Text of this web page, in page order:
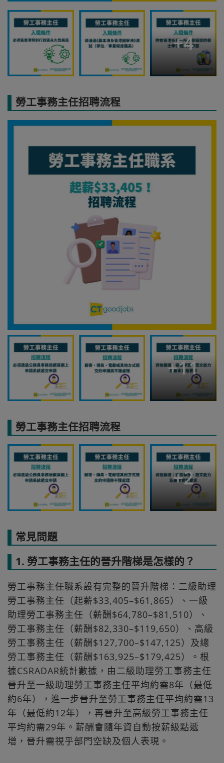
+4
勞工事務主任招聘流程
+11
勞工事務主任招聘流程
+2
常見問題
1. 勞工事務主任的晉升階梯是怎樣的？
勞工事務主任職系設有完整的晉升階梯：二級助理
勞工事務主任（起薪$33,405–$61,865）、一級
助理勞工事務主任（薪酬$64,780–$81,510）、
勞工事務主任（薪酬$82,330–$119,650）、高級
勞工事務主任（薪酬$127,700–$147,125）及總
勞工事務主任（薪酬$163,925–$179,425）。根
據CSRADAR統計數據，由二級助理勞工事務主任
晉升至一級助理勞工事務主任平均約需8年（最低
約6年），進一步晉升至勞工事務主任平均約需13
年（最低約12年），再晉升至高級勞工事務主任
平均約需29年。薪酬會隨年資自動按薪級點遞
增，晉升需視乎部門空缺及個人表現。